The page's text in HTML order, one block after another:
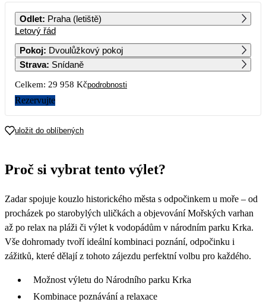
PO ÚT ST ČT PÁ SO NE
3
17
Odlet: Praha (letiště)
Letový řád
Pokoj: Dvoulůžkový pokoj
Strava: Snídaně
Celkem: 29 958 Kčpodrobnosti
Rezervujte
uložit do oblíbených
Proč si vybrat tento výlet?
Zadar spojuje kouzlo historického města s odpočinkem u moře – od
procházek po starobylých uličkách a objevování Mořských varhan
až po relax na pláži či výlet k vodopádům v národním parku Krka.
Vše dohromady tvoří ideální kombinaci poznání, odpočinku i
zážitků, které dělají z tohoto zájezdu perfektní volbu pro každého.
Možnost výletu do Národního parku Krka
Kombinace poznávání a relaxace